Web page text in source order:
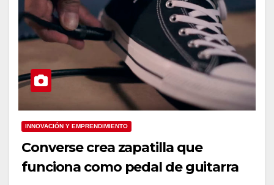
INNOVACIÓN Y EMPRENDIMIENTO
Converse crea zapatilla que
funciona como pedal de guitarra